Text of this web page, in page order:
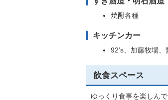
焼酎各種
キッチンカー
92’s、加藤牧場
飲食スペース
ゆっくり食事を楽しん